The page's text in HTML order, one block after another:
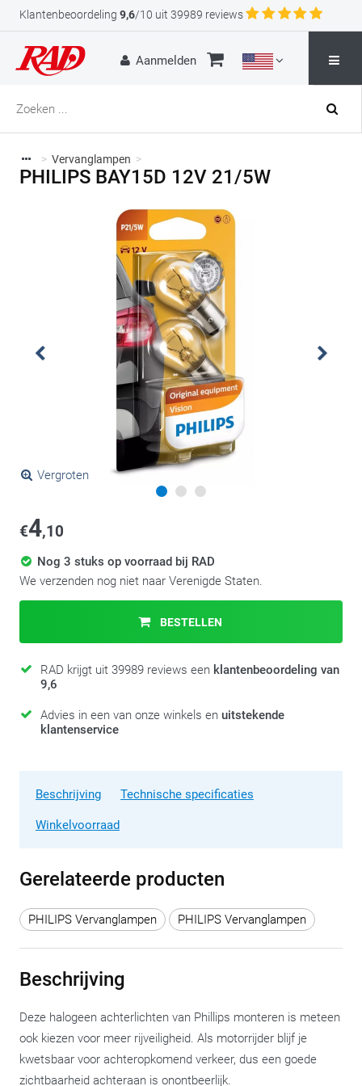
Klantenbeoordeling 9,6/10 uit 39989 reviews
Aanmelden
> Vervanglampen >
PHILIPS BAY15D 12V 21/5W
Vergroten
€4,10
Nog 3 stuks op voorraad bij RAD
We verzenden nog niet naar Verenigde Staten.
BESTELLEN
RAD krijgt uit 39989 reviews een klantenbeoordeling van
9,6
Advies in een van onze winkels en uitstekende
klantenservice
Beschrijving Technische specificaties
Winkelvoorraad
Gerelateerde producten
PHILIPS Vervanglampen PHILIPS Vervanglampen
Beschrijving
Deze halogeen achterlichten van Phillips monteren is meteen
ook kiezen voor meer rijveiligheid. Als motorrijder blijf je
kwetsbaar voor achteropkomend verkeer, dus een goede
zichtbaarheid achteraan is onontbeerlijk.